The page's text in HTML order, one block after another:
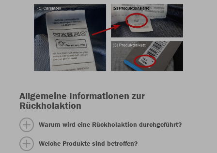
Allgemeine Informationen zur
Rückholaktion
Warum wird eine Rückholaktion durchgeführt?
Welche Produkte sind betroffen?